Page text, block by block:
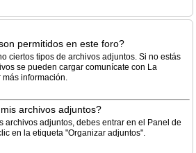
permitidos en este foro?
ciertos tipos de archivos adjuntos. Si no estás
se pueden cargar comunícate con La
información.
archivos adjuntos?
archivos adjuntos, debes entrar en el Panel de
en la etiqueta "Organizar adjuntos".